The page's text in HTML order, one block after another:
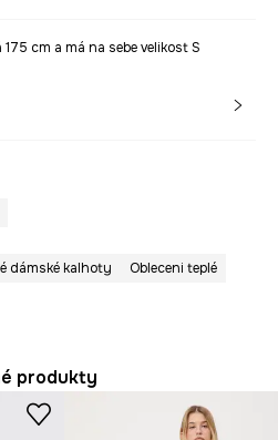
cm a má na sebe velikost S
dámské kalhoty
Obleceni teplé
produkty